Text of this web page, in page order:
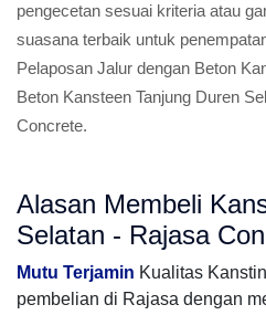
pengecetan sesuai kriteria atau
suasana terbaik untuk
Pelaposan Jalur dengan Beton
Beton Kansteen Tanjung Duren
Concrete.
Alasan Membeli
Selatan - Rajasa
Mutu Terjamin Kualitas
pembelian di Rajasa dengan